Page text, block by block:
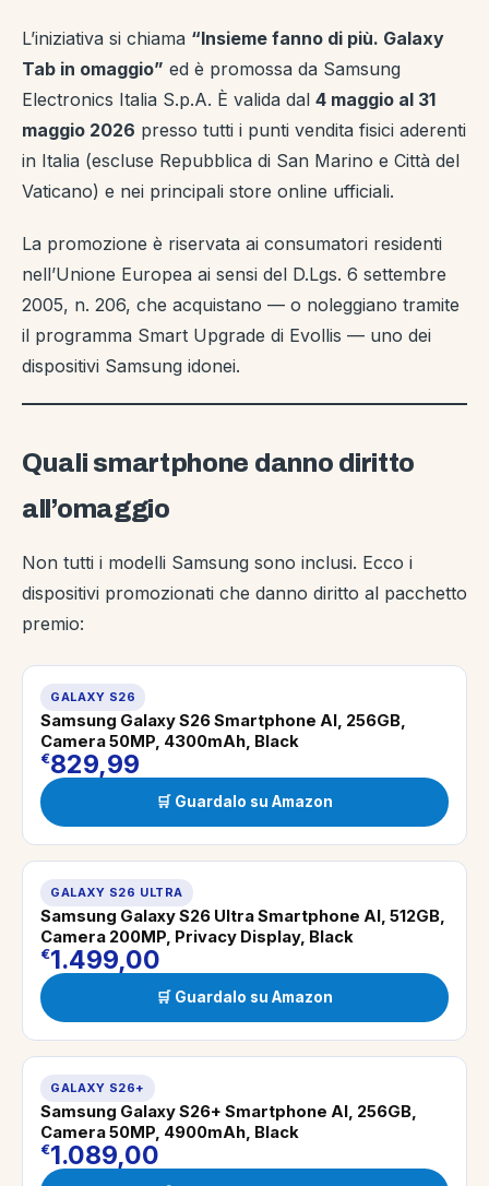
L’iniziativa si chiama “Insieme fanno di più. Galaxy
Tab in omaggio” ed è promossa da Samsung
Electronics Italia S.p.A. È valida dal 4 maggio al 31
maggio 2026 presso tutti i punti vendita fisici aderenti
in Italia (escluse Repubblica di San Marino e Città del
Vaticano) e nei principali store online ufficiali.
La promozione è riservata ai consumatori residenti
nell’Unione Europea ai sensi del D.Lgs. 6 settembre
2005, n. 206, che acquistano — o noleggiano tramite
il programma Smart Upgrade di Evollis — uno dei
dispositivi Samsung idonei.
Quali smartphone danno diritto
all’omaggio
Non tutti i modelli Samsung sono inclusi. Ecco i
dispositivi promozionati che danno diritto al pacchetto
premio:
GALAXY S26
Samsung Galaxy S26 Smartphone AI, 256GB,
Camera 50MP, 4300mAh, Black
€829,99
🛒 Guardalo su Amazon
GALAXY S26 ULTRA
Samsung Galaxy S26 Ultra Smartphone AI, 512GB,
Camera 200MP, Privacy Display, Black
€1.499,00
🛒 Guardalo su Amazon
GALAXY S26+
Samsung Galaxy S26+ Smartphone AI, 256GB,
Camera 50MP, 4900mAh, Black
€1.089,00